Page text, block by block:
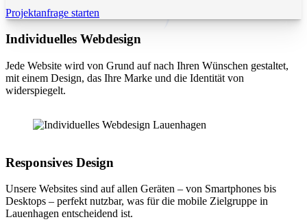
Projektanfrage starten
Individuelles Webdesign
Jede Website wird von Grund auf nach Ihren Wünschen gestaltet,
mit einem Design, das Ihre Marke und die Identität von
widerspiegelt.
Responsives Design
Unsere Websites sind auf allen Geräten – von Smartphones bis
Desktops – perfekt nutzbar, was für die mobile Zielgruppe in
Lauenhagen entscheidend ist.